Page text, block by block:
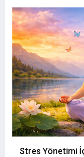
Stres Yönetimi